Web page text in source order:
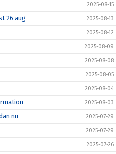
2025-08-15
26 aug 2025-08-13
2025-08-12
2025-08-09
2025-08-08
2025-08-05
2025-08-04
2025-08-03
nu 2025-07-29
2025-07-29
2025-07-26